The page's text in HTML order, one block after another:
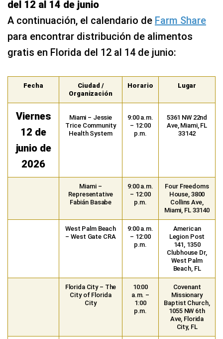
del 12 al 14 de junio
A continuación, el calendario de Farm Share
para encontrar distribución de alimentos
gratis en Florida del 12 al 14 de junio:
Fecha
Ciudad /
Organización
Horario Lugar
Viernes
12 de
junio de
2026
Miami – Jessie
Trice Community
Health System
9:00 a.m.
– 12:00
p.m.
5361 NW 22nd
Ave, Miami, FL
33142
Miami –
Representative
Fabián Basabe
9:00 a.m.
– 12:00
p.m.
Four Freedoms
House, 3800
Collins Ave,
Miami, FL 33140
West Palm Beach
– West Gate CRA
9:00 a.m.
– 12:00
p.m.
American
Legion Post
141, 1350
Clubhouse Dr,
West Palm
Beach, FL
Florida City – The
City of Florida
City
10:00
a.m. –
1:00
p.m.
Covenant
Missionary
Baptist Church,
1055 NW 6th
Ave, Florida
City, FL